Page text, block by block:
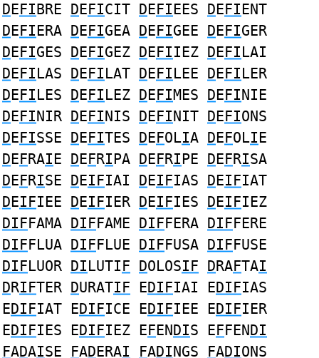
DEFIBRE DEFICIT DEFIEES DEFIENT
DEFIERA DEFIGEA DEFIGEE DEFIGER
DEFIGES DEFIGEZ DEFIIEZ DEFILAI
DEFILAS DEFILAT DEFILEE DEFILER
DEFILES DEFILEZ DEFIMES DEFINIE
DEFINIR DEFINIS DEFINIT DEFIONS
DEFISSE DEFITES DEFOLIA DEFOLIE
DEFRAIE DEFRIPA DEFRIPE DEFRISA
DEFRISE DEIFIAI DEIFIAS DEIFIAT
DEIFIEE DEIFIER DEIFIES DEIFIEZ
DIFFAMA DIFFAME DIFFERA DIFFERE
DIFFLUA DIFFLUE DIFFUSA DIFFUSE
DIFLUOR DILUTIF DOLOSIF DRAFTAI
DRIFTER DURATIF EDIFIAI EDIFIAS
EDIFIAT EDIFICE EDIFIEE EDIFIER
EDIFIES EDIFIEZ EFENDIS EFFENDI
FADAISE FADERAI FADINGS FADIONS